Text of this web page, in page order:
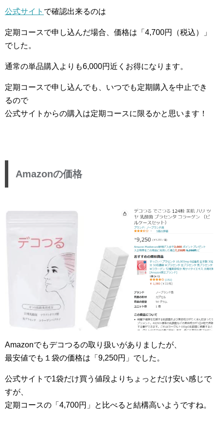
公式サイト で確認出来るのは
定期コースで申し込んだ場合、価格は「4,700円（税込）」
でした。
通常の単品購入よりも6,000円近くお得になります。
定期コースで申し込んでも、いつでも定期購入を中止でき
るので
公式サイトからの購入は定期コースに限るかと思います！
Amazonの価格
Amazonでもデコつるの取り扱いがありましたが、
最安値でも１袋の価格は「9,250円」でした。
公式サイトで1袋だけ買う値段よりちょっとだけ安い感じで
すが、
定期コースの「4,700円」と比べると結構高いようですね。